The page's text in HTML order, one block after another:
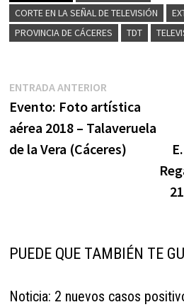
CORTE EN LA SEÑAL DE TELEVISIÓN
PROVINCIA DE CÁCERES
TDT
Navegación
de
entradas
ENTRADA ANTERIOREntrada
anterior:
Evento: Foto artística
aérea 2018 – Talaveruela
de la Vera (Cáceres)
PUEDE QUE TAMBIÉN TE
Noticia: 2 nuevos casos